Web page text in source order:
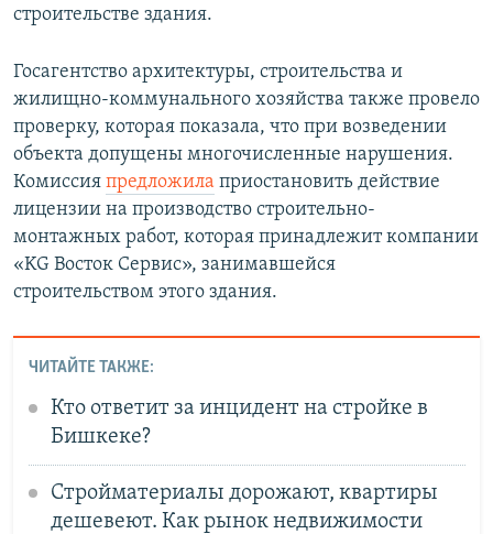
строительстве здания.
Госагентство архитектуры, строительства и
жилищно-коммунального хозяйства также провело
проверку, которая показала, что при возведении
объекта допущены многочисленные нарушения.
Комиссия предложила приостановить действие
лицензии на производство строительно-
монтажных работ, которая принадлежит компании
«KG Восток Сервис», занимавшейся
строительством этого здания.
ЧИТАЙТЕ ТАКЖЕ:
Кто ответит за инцидент на стройке в
Бишкеке?
Стройматериалы дорожают, квартиры
дешевеют. Как рынок недвижимости